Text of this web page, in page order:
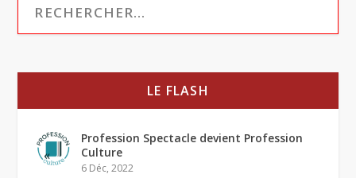
LE FLASH
Profession Spectacle devient Profession
Culture
6 Déc, 2022